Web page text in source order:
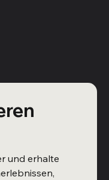
und erhalte